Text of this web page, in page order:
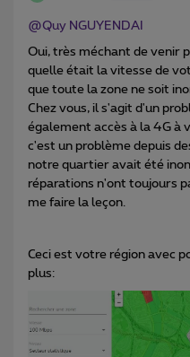
@Quy NGUYENDAI
Oui, très méchant de venir
quelle était la vitesse de
que toute la zone ne soit
Chez vous, il s'agit d'un
également accès à la 4G à
c'est un problème depuis
notre quartier avait été
réparations n'ont toujours
me faire la leçon.
Ceci est votre région avec
plus: